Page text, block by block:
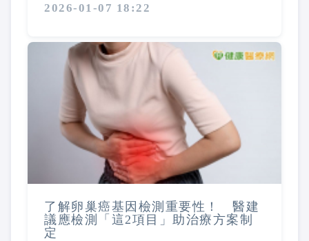
2026-01-07 18:22
了解卵巢癌基因檢測重要性！ 醫建
議應檢測「這2項目」助治療方案制
定